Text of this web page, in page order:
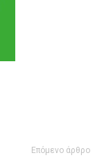
Επόμενο άρθρο